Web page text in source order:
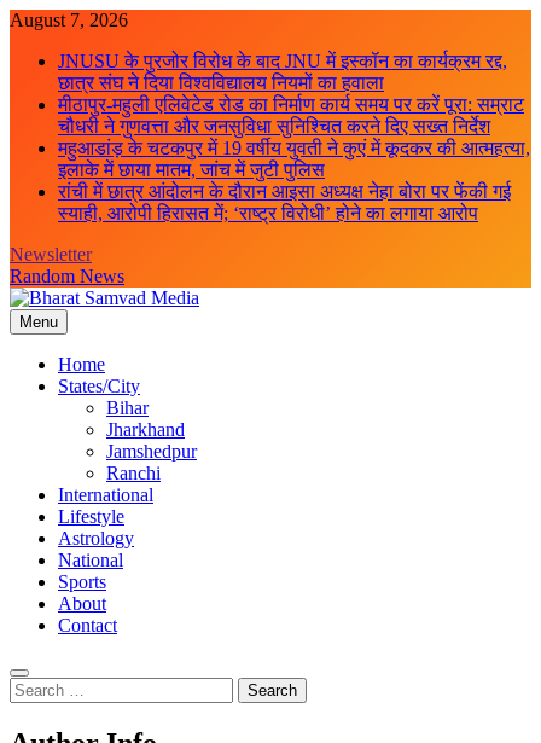
Skip
content
August 7, 2026
JNUSU के पुरजोर विरोध के बाद JNU में इस्कॉन का कार्यक्रम रद्द,
छात्र संघ ने दिया विश्वविद्यालय नियमों का हवाला
मीठापुर-महुली एलिवेटेड रोड का निर्माण कार्य समय पर करें पूरा: सम्राट
चौधरी ने गुणवत्ता और जनसुविधा सुनिश्चित करने दिए सख्त निर्देश
महुआडांड़ के चटकपुर में 19 वर्षीय युवती ने कुएं में कूदकर की आत्महत्या,
इलाके में छाया मातम, जांच में जुटी पुलिस
रांची में छात्र आंदोलन के दौरान आइसा अध्यक्ष नेहा बोरा पर फेंकी गई
स्याही, आरोपी हिरासत में; ‘राष्ट्र विरोधी’ होने का लगाया आरोप
Newsletter
Random News
Bharat Samvad Media
Menu
Home
States/City
Bihar
Jharkhand
Jamshedpur
Ranchi
International
Lifestyle
Astrology
National
Sports
About
Contact
Search
for: